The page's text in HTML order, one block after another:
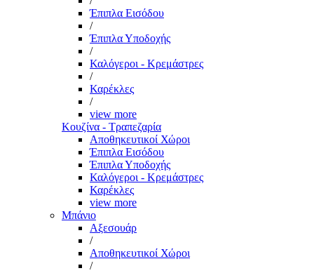
Έπιπλα Εισόδου
/
Έπιπλα Υποδοχής
/
Καλόγεροι - Κρεμάστρες
/
Καρέκλες
/
view more
Κουζίνα - Τραπεζαρία
Αποθηκευτικοί Χώροι
Έπιπλα Εισόδου
Έπιπλα Υποδοχής
Καλόγεροι - Κρεμάστρες
Καρέκλες
view more
Μπάνιο
Αξεσουάρ
/
Αποθηκευτικοί Χώροι
/